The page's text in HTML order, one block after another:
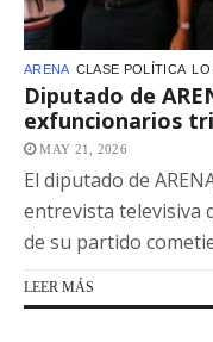
ARENA CLASE POLÍTICA LO
Diputado de
exfuncionarios
MAY 21, 2026
El diputado de
entrevista televisiva
de su partido
LEER MÁS